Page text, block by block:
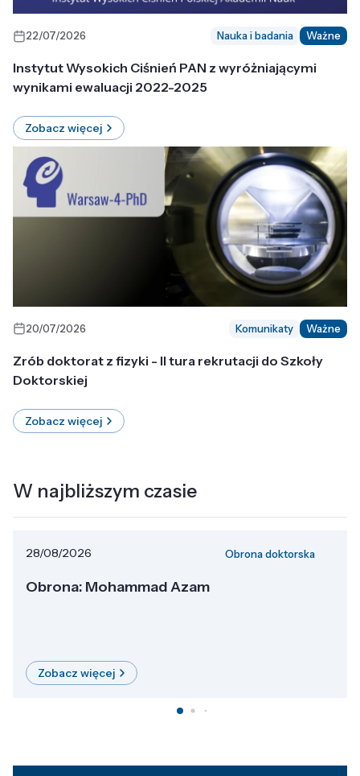
22/07/2026 Nauka i badania Ważne
Instytut Wysokich Ciśnień PAN z wyróżniającymi
wynikami ewaluacji 2022-2025
Zobacz więcej
20/07/2026 Komunikaty Ważne
Zrób doktorat z fizyki - II tura rekrutacji do Szkoły
Doktorskiej
Zobacz więcej
W najbliższym czasie
28/08/2026 Obrona doktorska
Obrona: Mohammad Azam
Zobacz więcej